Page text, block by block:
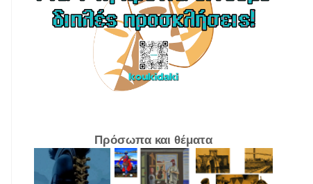
Πρόσωπα και θέματα